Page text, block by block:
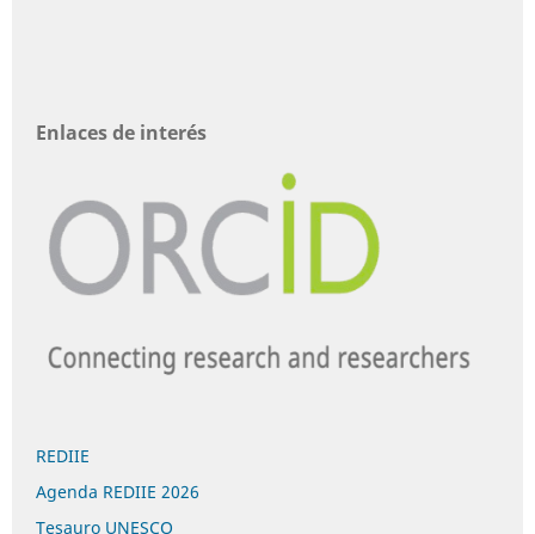
Enlaces de interés
REDIIE
Agenda REDIIE 2026
Tesauro UNESCO